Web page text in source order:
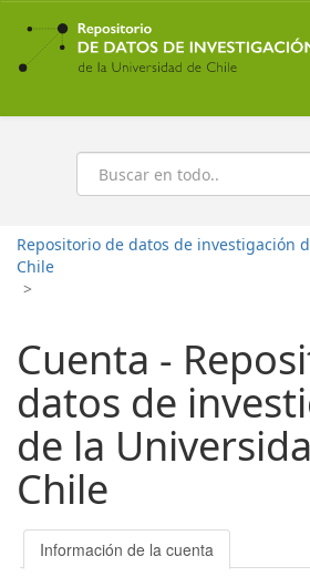
Ir
contenido
principal
Buscar
Repositorio de datos de investigación
Chile
>
Cuenta -
datos de
de la
Chile
Información de la cuenta